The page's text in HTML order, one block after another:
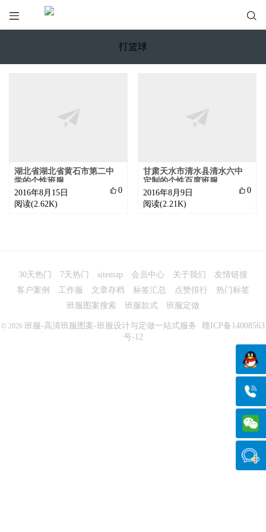
 
打篮球
湖北省湖北省黄石市第二中
学的个性班服
 0
2016年8月15日
阅读(2.62K)
甘肃天水市清水县清水六中
定制的个性百度班服
 0
2016年8月9日
阅读(2.21K)
30天热门 7天热门 sitemap 会员中心 关于我们
友情链接
客户案例
工作服 文章存档 标签汇总 点赞排行
热门标签
班服图案搜索
班服款式 班服定做
© 2026 班服-高清班服图案-班服设计与定做一站式服务
赣ICP备14008563
号-12